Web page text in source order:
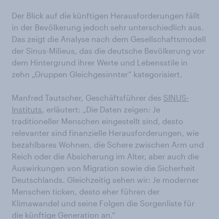
Der Blick auf die künftigen Herausforderungen fällt
in der Bevölkerung jedoch sehr unterschiedlich aus.
Das zeigt die Analyse nach dem Gesellschaftsmodell
der Sinus-Milieus, das die deutsche Bevölkerung vor
dem Hintergrund ihrer Werte und Lebensstile in
zehn „Gruppen Gleichgesinnter“ kategorisiert.
Manfred Tautscher, Geschäftsführer des SINUS-
Instituts, erläutert: „Die Daten zeigen: Je
traditioneller Menschen eingestellt sind, desto
relevanter sind finanzielle Herausforderungen, wie
bezahlbares Wohnen, die Schere zwischen Arm und
Reich oder die Absicherung im Alter, aber auch die
Auswirkungen von Migration sowie die Sicherheit
Deutschlands. Gleichzeitig sehen wir: Je moderner
Menschen ticken, desto eher führen der
Klimawandel und seine Folgen die Sorgenliste für
die künftige Generation an.“